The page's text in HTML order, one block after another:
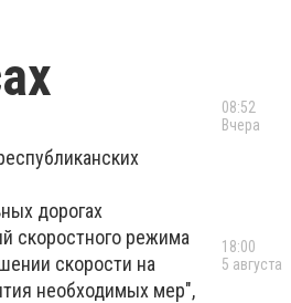
дорогах
скоростного режима
скорости на
необходимых мер",
08:52
Вчера
18:00
5 августа